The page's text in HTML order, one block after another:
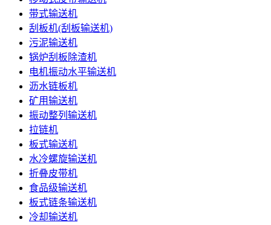
带式输送机
刮板机(刮板输送机)
污泥输送机
锅炉刮板除渣机
电机振动水平输送机
沥水链板机
矿用输送机
振动整列输送机
拉链机
板式输送机
水冷螺旋输送机
折叠皮带机
食品级输送机
板式链条输送机
冷却输送机